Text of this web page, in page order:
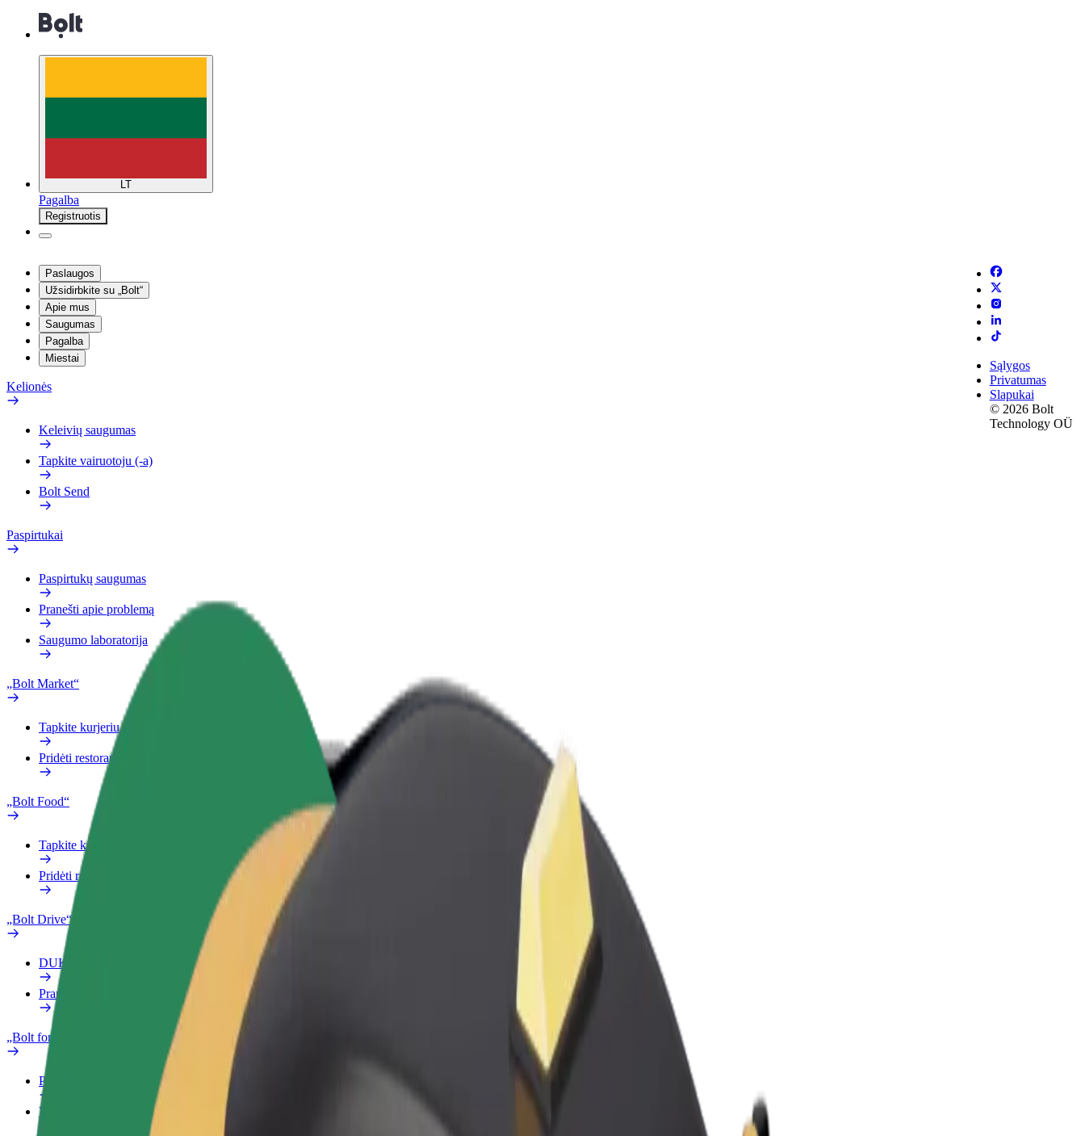
LT
Pagalba
Registruotis
Paslaugos
Užsidirbkite su „Bolt“
Apie mus
Saugumas
Pagalba
Miestai
Kelionės
Keleivių saugumas
Tapkite vairuotoju (-a)
Bolt Send
Paspirtukai
Paspirtukų saugumas
Pranešti apie problemą
Saugumo laboratorija
„Bolt Market“
Tapkite kurjeriu (-e)
Pridėti restoraną ar parduotuvę
„Bolt Food“
Tapkite kurjeriu (-e)
Pridėti restoraną ar parduotuvę
„Bolt Drive“
DUK
Pranešti apie automobilį
„Bolt for Business“
Privalumai
Verslo profilis
Sąlygos
Privatumas
Slapukai
© 2026 Bolt
Technology OÜ